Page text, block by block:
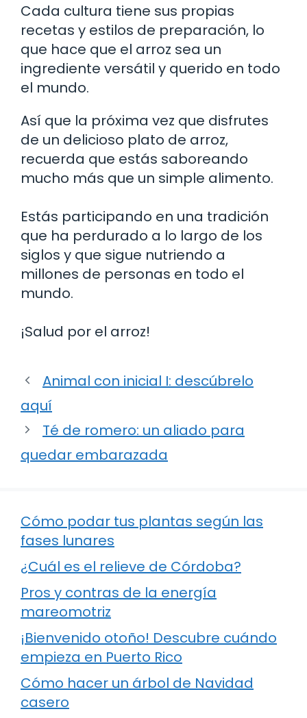
Cada cultura tiene sus propias
recetas y estilos de preparación, lo
que hace que el arroz sea un
ingrediente versátil y querido en todo
el mundo.
Así que la próxima vez que disfrutes
de un delicioso plato de arroz,
recuerda que estás saboreando
mucho más que un simple alimento.
Estás participando en una tradición
que ha perdurado a lo largo de los
siglos y que sigue nutriendo a
millones de personas en todo el
mundo.
¡Salud por el arroz!
Animal con inicial I: descúbrelo
aquí
Té de romero: un aliado para
quedar embarazada
Cómo podar tus plantas según las
fases lunares
¿Cuál es el relieve de Córdoba?
Pros y contras de la energía
mareomotriz
¡Bienvenido otoño! Descubre cuándo
empieza en Puerto Rico
Cómo hacer un árbol de Navidad
casero